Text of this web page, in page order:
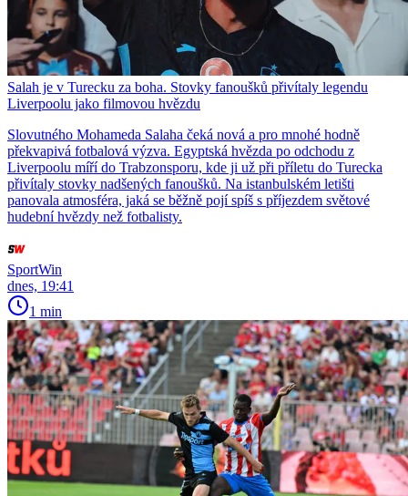
Salah je v Turecku za boha. Stovky fanoušků přivítaly legendu
Liverpoolu jako filmovou hvězdu
Slovutného Mohameda Salaha čeká nová a pro mnohé hodně
překvapivá fotbalová výzva. Egyptská hvězda po odchodu z
Liverpoolu míří do Trabzonsporu, kde ji už při příletu do Turecka
přivítaly stovky nadšených fanoušků. Na istanbulském letišti
panovala atmosféra, jaká se běžně pojí spíš s příjezdem světové
hudební hvězdy než fotbalisty.
SportWin
dnes, 19:41
1 min